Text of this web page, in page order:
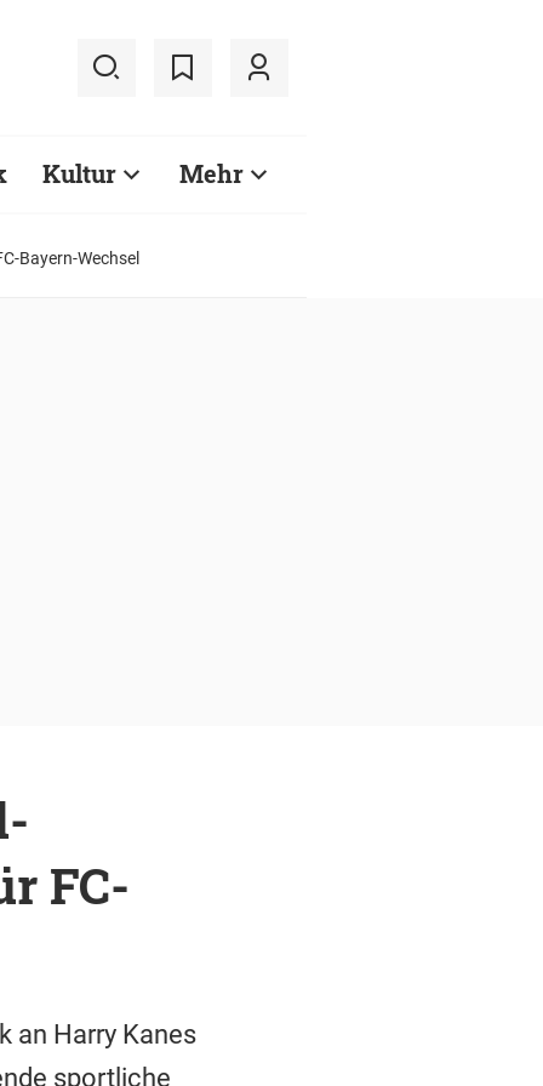
Kultur Mehr
Bayern-Wechsel
FC-
an Harry Kanes
sportliche